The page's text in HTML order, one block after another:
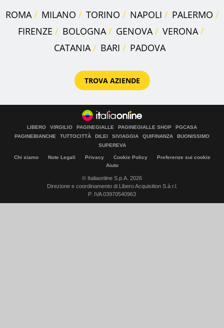
ROMA MILANO TORINO NAPOLI
PALERMO
FIRENZE
BOLOGNA GENOVA
VERONA
CATANIA
BARI PADOVA
TROVA AZIENDE
LIBERO VIRGILIO PAGINEGIALLE PAGINEGIALLE SHOP
PGCASA
PAGINEBIANCHE
TUTTOCITTÀ DILEI SIVIAGGIA QUIFINANZA
BUONISSIMO
SUPEREVA
Chi siamo Note Legali Privacy Cookie Policy
Preferenze sui cookie
Aiuto
© Italiaonline S.p.A. 2026
Direzione e coordinamento di Libero Acquisition S.á r.l.
P. IVA 03970540963